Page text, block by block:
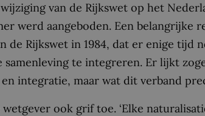
van de Rijkswet op het
werd aangeboden. Een belangrijke
de Rijkswet in 1984, dat er enige tijd
samenleving te integreren. Er lijkt
integratie, maar wat dit verband
wetgever ook grif toe. ‘Elke